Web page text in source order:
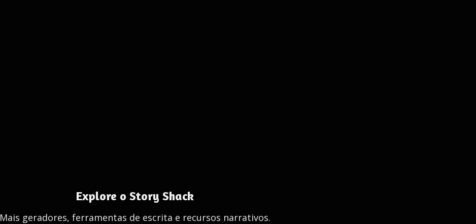
Explore o Story Shack
Mais geradores, ferramentas de escrita e recursos narrativos.